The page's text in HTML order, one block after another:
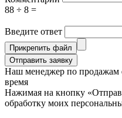
88 ÷ 8 =
Введите ответ
Прикрепить файл
Отправить заявку
Наш менеджер по продажам
время
Нажимая на кнопку
обработку моих